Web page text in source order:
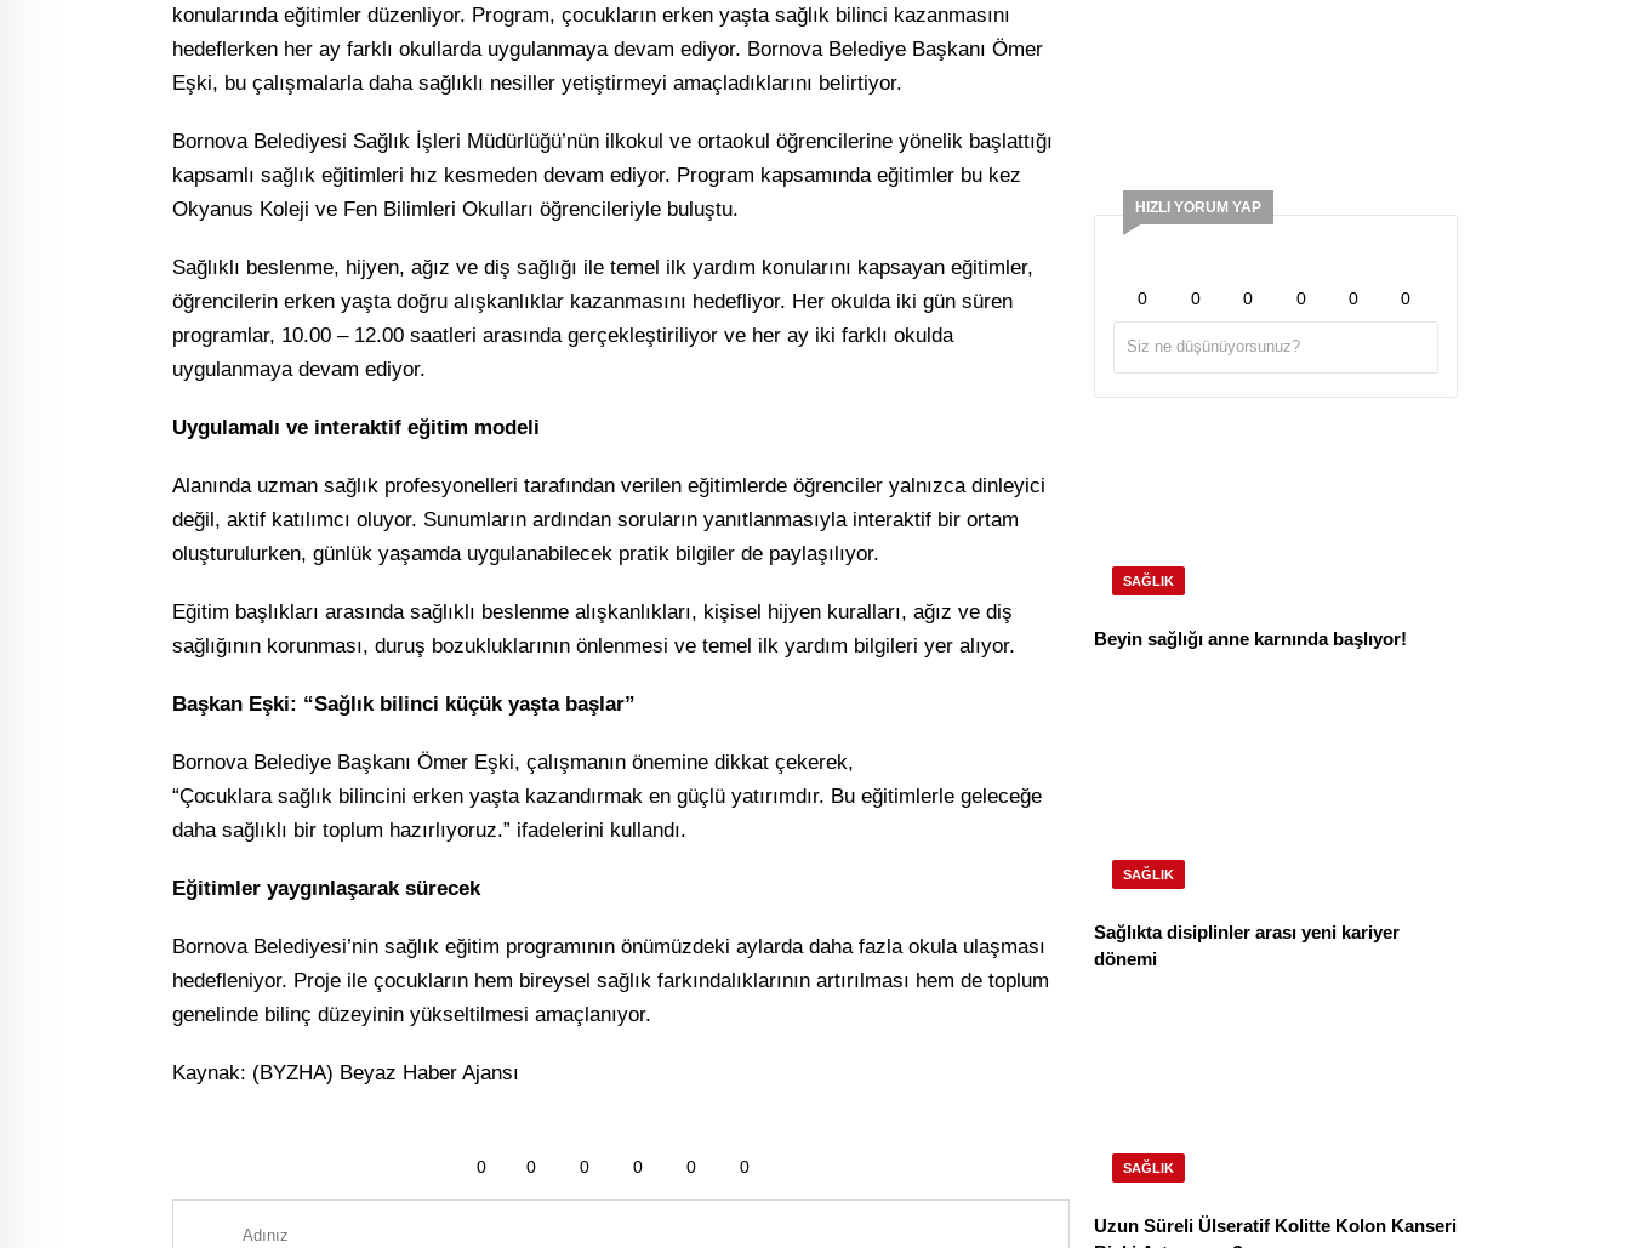
konularında eğitimler düzenliyor. Program, çocukların erken yaşta sağlık bilinci kazanmasını
hedeflerken her ay farklı okullarda uygulanmaya devam ediyor. Bornova Belediye Başkanı Ömer
Eşki, bu çalışmalarla daha sağlıklı nesiller yetiştirmeyi amaçladıklarını belirtiyor.
Bornova Belediyesi Sağlık İşleri Müdürlüğü’nün ilkokul ve ortaokul öğrencilerine yönelik başlattığı
kapsamlı sağlık eğitimleri hız kesmeden devam ediyor. Program kapsamında eğitimler bu kez
Okyanus Koleji ve Fen Bilimleri Okulları öğrencileriyle buluştu.
Sağlıklı beslenme, hijyen, ağız ve diş sağlığı ile temel ilk yardım konularını kapsayan eğitimler,
öğrencilerin erken yaşta doğru alışkanlıklar kazanmasını hedefliyor. Her okulda iki gün süren
programlar, 10.00 – 12.00 saatleri arasında gerçekleştiriliyor ve her ay iki farklı okulda
uygulanmaya devam ediyor.
Uygulamalı ve interaktif eğitim modeli
Alanında uzman sağlık profesyonelleri tarafından verilen eğitimlerde öğrenciler yalnızca dinleyici
değil, aktif katılımcı oluyor. Sunumların ardından soruların yanıtlanmasıyla interaktif bir ortam
oluşturulurken, günlük yaşamda uygulanabilecek pratik bilgiler de paylaşılıyor.
Eğitim başlıkları arasında sağlıklı beslenme alışkanlıkları, kişisel hijyen kuralları, ağız ve diş
sağlığının korunması, duruş bozukluklarının önlenmesi ve temel ilk yardım bilgileri yer alıyor.
Başkan Eşki: “Sağlık bilinci küçük yaşta başlar”
Bornova Belediye Başkanı Ömer Eşki, çalışmanın önemine dikkat çekerek,
“Çocuklara sağlık bilincini erken yaşta kazandırmak en güçlü yatırımdır. Bu eğitimlerle geleceğe
daha sağlıklı bir toplum hazırlıyoruz.” ifadelerini kullandı.
Eğitimler yaygınlaşarak sürecek
Bornova Belediyesi’nin sağlık eğitim programının önümüzdeki aylarda daha fazla okula ulaşması
hedefleniyor. Proje ile çocukların hem bireysel sağlık farkındalıklarının artırılması hem de toplum
genelinde bilinç düzeyinin yükseltilmesi amaçlanıyor.
Kaynak: (BYZHA) Beyaz Haber Ajansı
0 0 0 0 0 0
HIZLI YORUM YAP
0 0 0 0 0 0
SAĞLIK
Beyin sağlığı anne karnında başlıyor!
SAĞLIK
Sağlıkta disiplinler arası yeni kariyer
dönemi
SAĞLIK
Uzun Süreli Ülseratif Kolitte Kolon Kanseri